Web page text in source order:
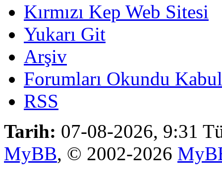
Kırmızı Kep Web Sitesi
Yukarı Git
Arşiv
Forumları Okundu
RSS
Tarih: 07-08-2026, 9:31
MyBB, © 2002-2026